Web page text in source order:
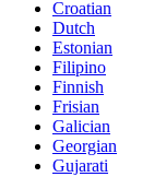
Croatian
Dutch
Estonian
Filipino
Finnish
Frisian
Galician
Georgian
Gujarati